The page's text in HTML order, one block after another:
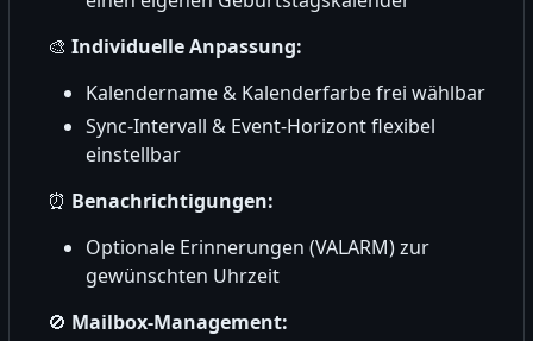
🎨 Individuelle Anpassung:
Kalendername & Kalenderfarbe frei wählbar
Sync-Intervall & Event-Horizont flexibel
einstellbar
⏰ Benachrichtigungen:
Optionale Erinnerungen (VALARM) zur
gewünschten Uhrzeit
🚫 Mailbox-Management: